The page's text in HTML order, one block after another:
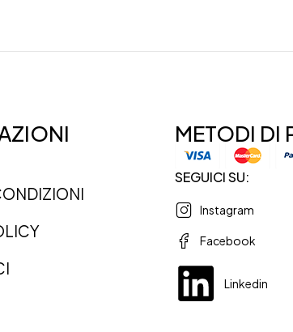
METODI DI
SEGUICI SU:
Instagram
Facebook
Linkedin